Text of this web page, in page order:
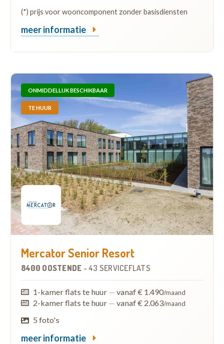
(*) prijs voor wooncomponent zonder basisdiensten
meer informatie
ONMIDDELLIJK BESCHIKBAAR
TE HUUR
Mercator Senior Resort
8400 OOSTENDE - 43 SERVICEFLATS
1-kamer flats te huur — vanaf € 1.490/maand
2-kamer flats te huur — vanaf € 2.063/maand
5 foto's
meer informatie